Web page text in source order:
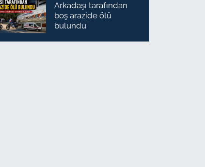
Arkadaşı tarafından
boş arazide ölü
bulundu